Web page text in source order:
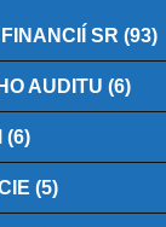
SR (93)
AUDITU (6)
(6)
(5)